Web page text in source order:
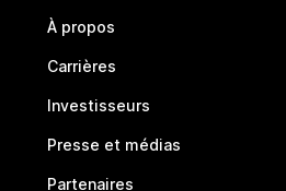
À propos
Carrières
Investisseurs
Presse et médias
Partenaires